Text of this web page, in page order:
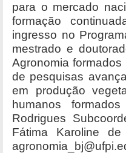
para o mercado
formação
ingresso no
mestrado e
Agronomia
de pesquisas
em produção
humanos
Rodrigues
Fátima Karoline de